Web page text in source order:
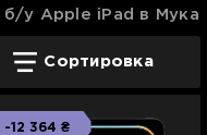
б/у Apple iPad в
Сортировка
-12 364 ₴